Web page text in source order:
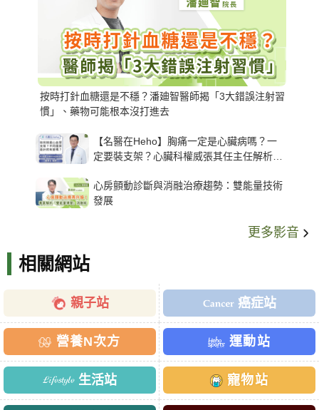
按時打針血糖還是不穩？潘廸智醫師揭「3大錯誤注射習
慣」、藥物可能根本沒打進去
【名醫在Heho】胸痛一定是心臟病嗎？一
定要裝支架？心臟科權威張其任主任解析支
心房顫動診斷與消融治療趨勢：雙能量技術
發展
更多影音
相關網站
親子站 癌症站
營養N次方 運動站
生活站 寵物站